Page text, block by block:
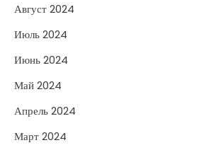
Август 2024
Июль 2024
Июнь 2024
Май 2024
Апрель 2024
Март 2024